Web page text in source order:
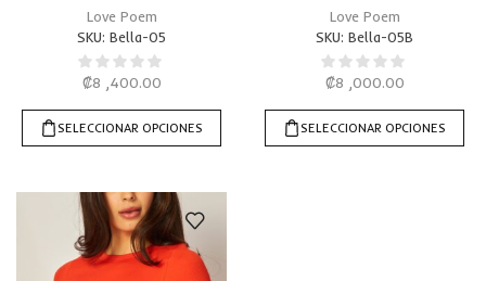
Love Poem
SKU: Bella-05
₡8 ,400.00
SELECCIONAR OPCIONES
Love Poem
SKU: Bella-05B
₡8 ,000.00
SELECCIONAR OPCIONES